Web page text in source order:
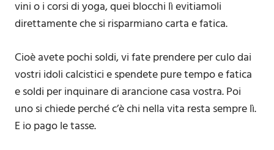
vini o i corsi di yoga, quei blocchi lì evitiamoli
direttamente che si risparmiano carta e fatica.
Cioè avete pochi soldi, vi fate prendere per culo dai
vostri idoli calcistici e spendete pure tempo e fatica
e soldi per inquinare di arancione casa vostra. Poi
uno si chiede perché c’è chi nella vita resta sempre lì.
E io pago le tasse.